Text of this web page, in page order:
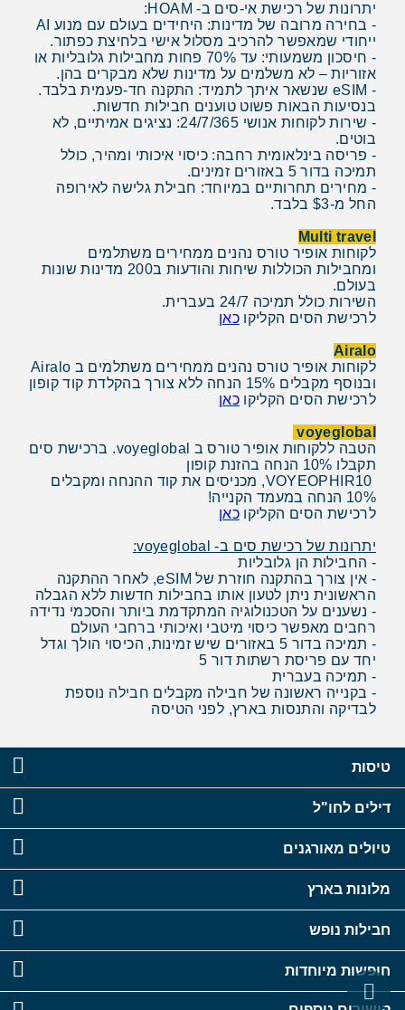
יתרונות של רכישת אי-סים ב- HOAM:
- בחירה מרובה של מדינות: היחידים בעולם עם מנוע AI
ייחודי שמאפשר להרכיב מסלול אישי בלחיצת כפתור.
- חיסכון משמעותי: עד 70% פחות מחבילות גלובליות או
אזוריות – לא משלמים על מדינות שלא מבקרים בהן.
- eSIM שנשאר איתך לתמיד: התקנה חד-פעמית בלבד.
בנסיעות הבאות פשוט טוענים חבילות חדשות.
- שירות לקוחות אנושי 24/7/365: נציגים אמיתיים, לא
בוטים.
- פריסה בינלאומית רחבה: כיסוי איכותי ומהיר, כולל
תמיכה בדור 5 באזורים זמינים.
- מחירים תחרותיים במיוחד: חבילת גלישה לאירופה
החל מ-$3 בלבד.
Multi travel
לקוחות אופיר טורס נהנים ממחירים משתלמים
ומחבילות הכוללות שיחות והודעות ב200 מדינות שונות
בעולם.
השירות כולל תמיכה 24/7 בעברית.
לרכישת הסים הקליקוכאן
Airalo
לקוחות אופיר טורס נהנים ממחירים משתלמים ב Airalo
ובנוסף מקבלים 15% הנחה ללא צורך בהקלדת קוד קופון
לרכישת הסים הקליקוכאן
voyeglobal
הטבה ללקוחות אופיר טורס ב voyeglobal. ברכישת סים
תקבלו 10% הנחה בהזנת קופון
VOYEOPHIR10, מכניסים את קוד ההנחה ומקבלים
10% הנחה במעמד הקנייה!
לרכישת הסים הקליקוכאן
יתרונות של רכישת סים ב- voyeglobal:
- החבילות הן גלובליות
- אין צורך בהתקנה חוזרת של eSIM, לאחר ההתקנה
הראשונית ניתן לטעון אותו בחבילות חדשות ללא הגבלה
- נשענים על הטכנולוגיה המתקדמת ביותר והסכמי נדידה
רחבים מאפשר כיסוי מיטבי ואיכותי ברחבי העולם
- תמיכה בדור 5 באזורים שיש זמינות, הכיסוי הולך וגדל
יחד עם פריסת רשתות דור 5
- תמיכה בעברית
- בקנייה ראשונה של חבילה מקבלים חבילה נוספת
לבדיקה והתנסות בארץ, לפני הטיסה
טיסות
דילים לחו"ל
טיולים מאורגנים
מלונות בארץ
חבילות נופש
חופשות מיוחדות